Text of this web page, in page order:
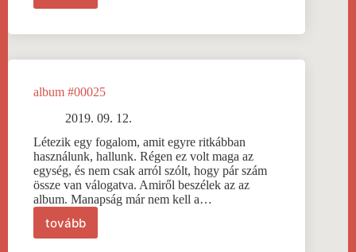
album #00025
2019. 09. 12.
Létezik egy fogalom, amit egyre ritkábban
használunk, hallunk. Régen ez volt maga az
egység, és nem csak arról szólt, hogy pár szám
össze van válogatva. Amiről beszélek az az
album. Manapság már nem kell a…
tovább
album